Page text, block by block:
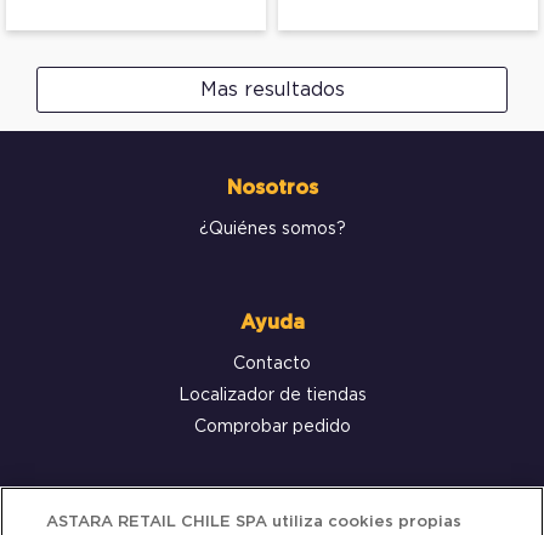
Mas resultados
Nosotros
¿Quiénes somos?
Ayuda
Contacto
Localizador de tiendas
Comprobar pedido
Servicio al cliente
ASTARA RETAIL CHILE SPA utiliza cookies propias